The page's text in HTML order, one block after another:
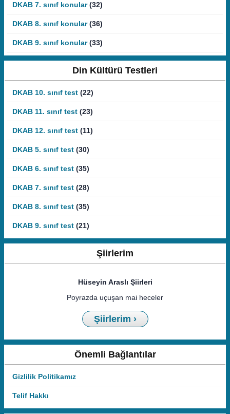
DKAB 7. sınıf konular (32)
DKAB 8. sınıf konular (36)
DKAB 9. sınıf konular (33)
Din Kültürü Testleri
DKAB 10. sınıf test (22)
DKAB 11. sınıf test (23)
DKAB 12. sınıf test (11)
DKAB 5. sınıf test (30)
DKAB 6. sınıf test (35)
DKAB 7. sınıf test (28)
DKAB 8. sınıf test (35)
DKAB 9. sınıf test (21)
Şiirlerim
Hüseyin Araslı Şiirleri
Poyrazda uçuşan mai heceler
Şiirlerim ›
Önemli Bağlantılar
Gizlilik Politikamız
Telif Hakkı